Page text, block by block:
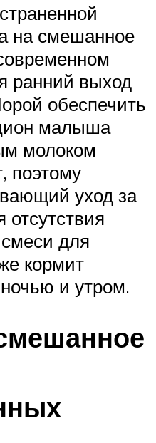
на смешанное
ранний выход
обеспечить
малыша
молоком
поэтому
уход за
для
кормит
и утром.